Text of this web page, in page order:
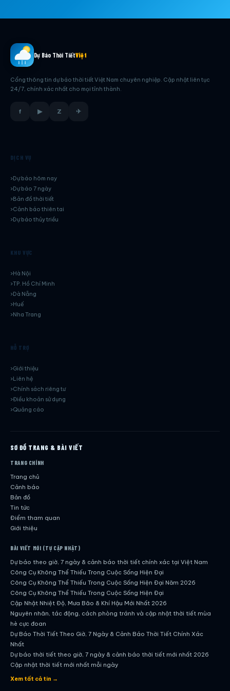
Dự Báo Thời TiếtViệt
Cổng thông tin dự báo thời tiết Việt Nam chuyên nghiệp. Cập nhật liên tục
24/7, chính xác nhất cho mọi tỉnh thành.
f ▶ Z ✈
DỊCH VỤ
Dự báo hôm nay
Dự báo 7 ngày
Bản đồ thời tiết
Cảnh báo thiên tai
Dự báo thủy triều
KHU VỰC
Hà Nội
TP. Hồ Chí Minh
Dà Nẵng
Huế
Nha Trang
HỖ TRỢ
Giới thiệu
Liên hệ
Chính sách riêng tư
Điều khoản sử dụng
Quảng cáo
SƠ ĐỒ TRANG & BÀI VIẾT
TRANG CHÍNH
Trang chủ
Cảnh báo
Bản đồ
Tin tức
Điểm tham quan
Giới thiệu
BÀI VIẾT MỚI (TỰ CẬP NHẬT)
Dự báo theo giờ, 7 ngày & cảnh báo thời tiết chính xác tại Việt Nam
Công Cụ Không Thể Thiếu Trong Cuộc Sống Hiện Đại
Công Cụ Không Thể Thiếu Trong Cuộc Sống Hiện Đại Năm 2026
Công Cụ Không Thể Thiếu Trong Cuộc Sống Hiện Đại
Cập Nhật Nhiệt Độ, Mưa Bão & Khí Hậu Mới Nhất 2026
Nguyên nhân, tác động, cách phòng tránh và cập nhật thời tiết mùa
hè cực đoan
Dự Báo Thời Tiết Theo Giờ, 7 Ngày & Cảnh Báo Thời Tiết Chính Xác
Nhất
Dự báo thời tiết theo giờ, 7 ngày & cảnh báo thời tiết mới nhất 2026
Cập nhật thời tiết mới nhất mỗi ngày
Hướng dẫn đầy đủ về dự báo thời tiết hiện đại
Xem tất cả tin →